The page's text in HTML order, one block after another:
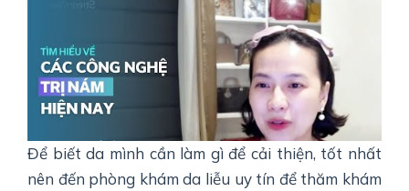
Để biết da mình cần làm gì để cải thiện, tốt nhất
nên đến phòng khám da liễu uy tín để thăm khám